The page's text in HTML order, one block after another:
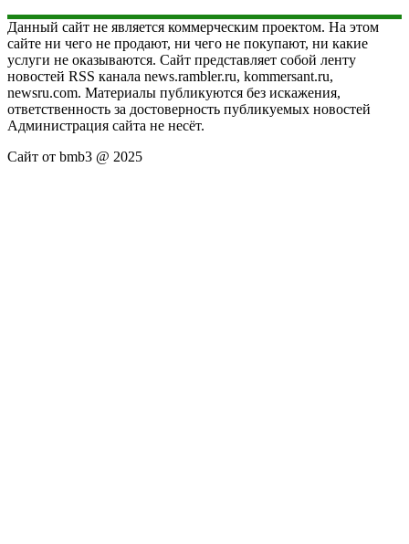
Данный сайт не является коммерческим проектом. На этом
сайте ни чего не продают, ни чего не покупают, ни какие
услуги не оказываются. Сайт представляет собой ленту
новостей RSS канала news.rambler.ru, kommersant.ru,
newsru.com. Материалы публикуются без искажения,
ответственность за достоверность публикуемых новостей
Администрация сайта не несёт.
Сайт от bmb3 @ 2025